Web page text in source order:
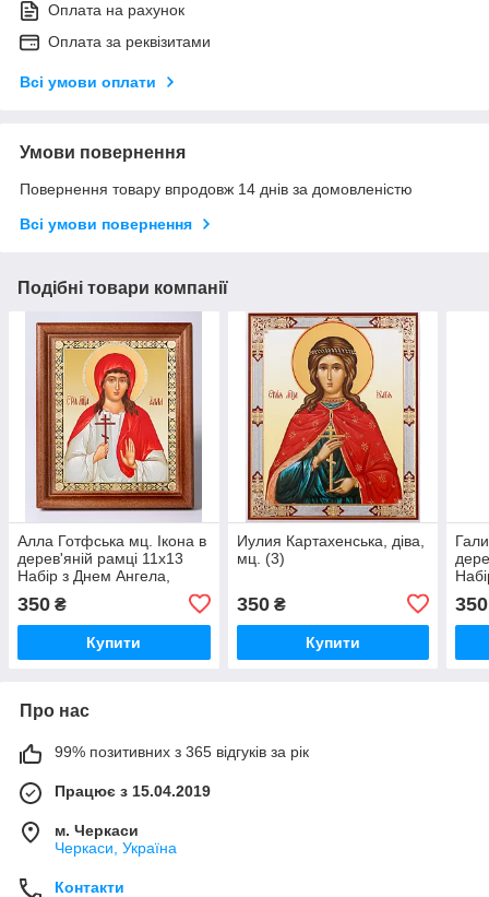
Оплата на рахунок
Оплата за реквізитами
Всі умови оплати
Умови повернення
Повернення товару впродовж 14 днів за домовленістю
Всі умови повернення
Подібні товари компанії
Алла Готфська мц. Ікона в
дерев'яній рамці 11х13
Набір з Днем Ангела,
350 ₴
Купити
Иулия Картахенська, діва,
мц. (3)
350₴
Купити
350
Про нас
99% позитивних з 365 відгуків за рік
Працює з 15.04.2019
м. Черкаси
Черкаси, Україна
Контакти